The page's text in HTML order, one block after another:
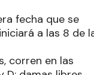
fecha que se
a las 8 de
corren en las